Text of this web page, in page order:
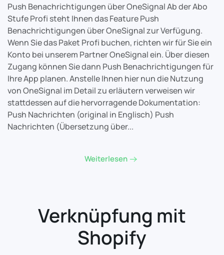
Push Benachrichtigungen über OneSignal Ab der Abo
Stufe Profi steht Ihnen das Feature Push
Benachrichtigungen über OneSignal zur Verfügung.
Wenn Sie das Paket Profi buchen, richten wir für Sie ein
Konto bei unserem Partner OneSignal ein. Über diesen
Zugang können Sie dann Push Benachrichtigungen für
Ihre App planen. Anstelle Ihnen hier nun die Nutzung
von OneSignal im Detail zu erläutern verweisen wir
stattdessen auf die hervorragende Dokumentation:
Push Nachrichten (original in Englisch) Push
Nachrichten (Übersetzung über...
Weiterlesen
Verknüpfung mit
Shopify